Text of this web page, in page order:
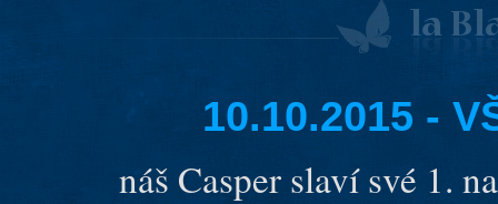
10.10.2015 -
náš Casper slaví své 1.